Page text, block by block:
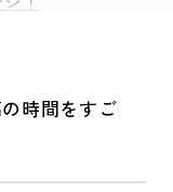
時間をすご